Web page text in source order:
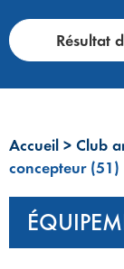
Résultat
Accueil > Club
concepteur (51)